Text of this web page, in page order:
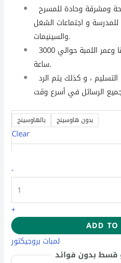
البديل الاحترافي لصورًا واضحة ومشرقة وحادة للمسرح
للمدرسة و اجتماعات الشغل
والسينيمات.
تأتي اللمبة بضمان 180 يومًا وعمر اللمبة حوالي 3000
ساعة.
يتم اختبار جميع اللمبات قبل التسليم ، و كذلك يتم الرد
بالهاوسينج بدون هاوسينج
Clear
-
+
ADD TO
لمبات بروجيكتور
قسط بدون فوائد